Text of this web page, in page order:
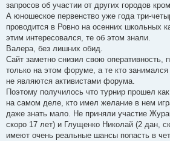
запросов об участии от других городов
А юношеское первенство уже года три-
проводится в Ровно на осенних школьных
этим интересовался, те об этом знали.
Валера, без лишних обид.
Сайт заметно снизил свою оперативность,
только на этом форуме, а те кто занимался
не являются активистами форума.
Поэтому получилось что турнир прошел
на самом деле, кто имел желание в нем
даже знать мало. Не приняли участие
скоро 17 лет) и Глущенко Николай (2 дан,
имеют очень реальные шансы попасть в